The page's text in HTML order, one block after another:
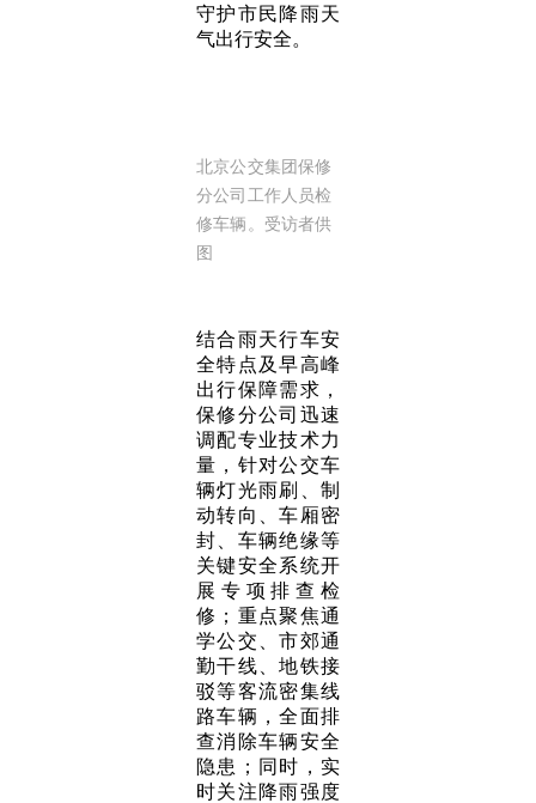
守护市民降雨天
气出行安全。
北京公交集团保修
分公司工作人员检
修车辆。受访者供
图
结合雨天行车安
全特点及早高峰
出行保障需求，
保修分公司迅速
调配专业技术力
量，针对公交车
辆灯光雨刷、制
动转向、车厢密
封、车辆绝缘等
关键安全系统开
展专项排查检
修；重点聚焦通
学公交、市郊通
勤干线、地铁接
驳等客流密集线
路车辆，全面排
查消除车辆安全
隐患；同时，实
时关注降雨强度